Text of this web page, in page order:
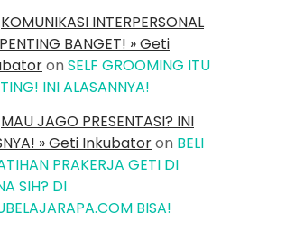
KOMUNIKASI INTERPERSONAL
BANGET! » Geti
on SELF GROOMING ITU
INI ALASANNYA!
MAU JAGO PRESENTASI? INI
» Geti Inkubatoron BELI
PRAKERJA GETI DI
SIH? DI
BISA!